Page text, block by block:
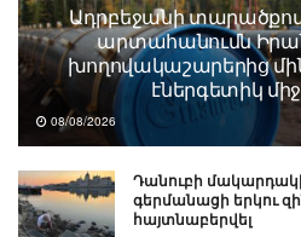
Ադրբեջանի
արտահանումն
խողովակաշարերից
էներգետիկ
08/08/2026
Դանուբի
գերմանացի երկու
հայտնաբերվել